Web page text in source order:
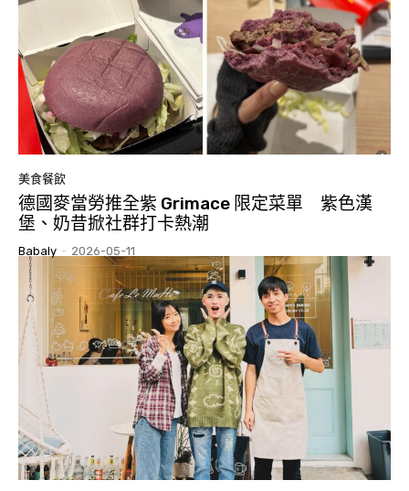
美食餐飲
德國麥當勞推全紫 Grimace 限定菜單 紫色漢
堡、奶昔掀社群打卡熱潮
Babaly - 2026-05-11